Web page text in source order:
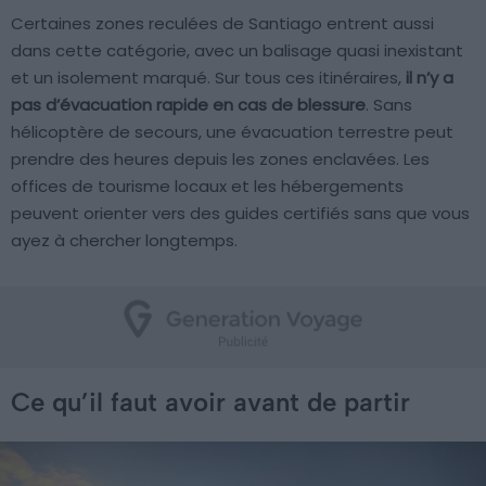
Certaines zones reculées de Santiago entrent aussi
dans cette catégorie, avec un balisage quasi inexistant
et un isolement marqué. Sur tous ces itinéraires, il n’y a
pas d’évacuation rapide en cas de blessure. Sans
hélicoptère de secours, une évacuation terrestre peut
prendre des heures depuis les zones enclavées. Les
offices de tourisme locaux et les hébergements
peuvent orienter vers des guides certifiés sans que vous
ayez à chercher longtemps.
Ce qu’il faut avoir avant de partir